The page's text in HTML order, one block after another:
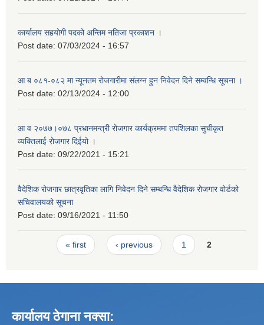
कार्यालय सहयोगी पदको अन्तिम नतिजा प्रकाशन ।
Post date: 07/03/2024 - 16:57
आ ब ०८१-०८२ मा न्यूनतम रोजगारीमा संलग्न हुन निवेदन दिने सम्वन्धि सूचना ।
Post date: 02/13/2024 - 12:00
आ व २०७७।०७८ प्रधानमन्त्री रोजगार कार्यक्रममा तपशिलका सुचीकृत
व्यक्तिलाई रोजगार दिईयो ।
Post date: 09/22/2021 - 15:21
वैदेशिक रोजगार छात्रवृतिका लागि निवेदन दिने सम्बन्धि वैदेशिक रोजगार वोर्डको
सचिवालयको सूचना
Post date: 09/16/2021 - 11:50
Pages« first ‹ previous 1 2
कार्यालय ठेगाना नक्सा: